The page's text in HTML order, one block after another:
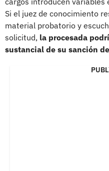
Si el juez de conocimiento
material probatorio y
solicitud, la procesada
sustancial de su sanción